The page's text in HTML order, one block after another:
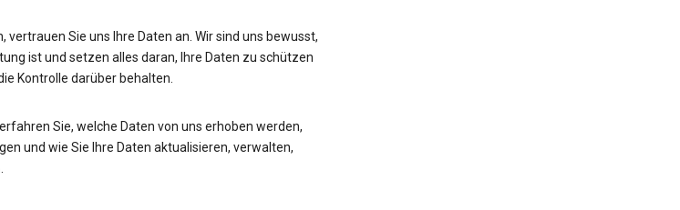
vertrauen Sie uns Ihre Daten an. Wir sind uns bewusst,
ist und setzen alles daran, Ihre Daten zu schützen
Kontrolle darüber behalten.
Sie, welche Daten von uns erhoben werden,
und wie Sie Ihre Daten aktualisieren, verwalten,